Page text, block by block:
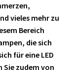
vieles mehr zu
Bereich
die sich
für eine LED
zudem von